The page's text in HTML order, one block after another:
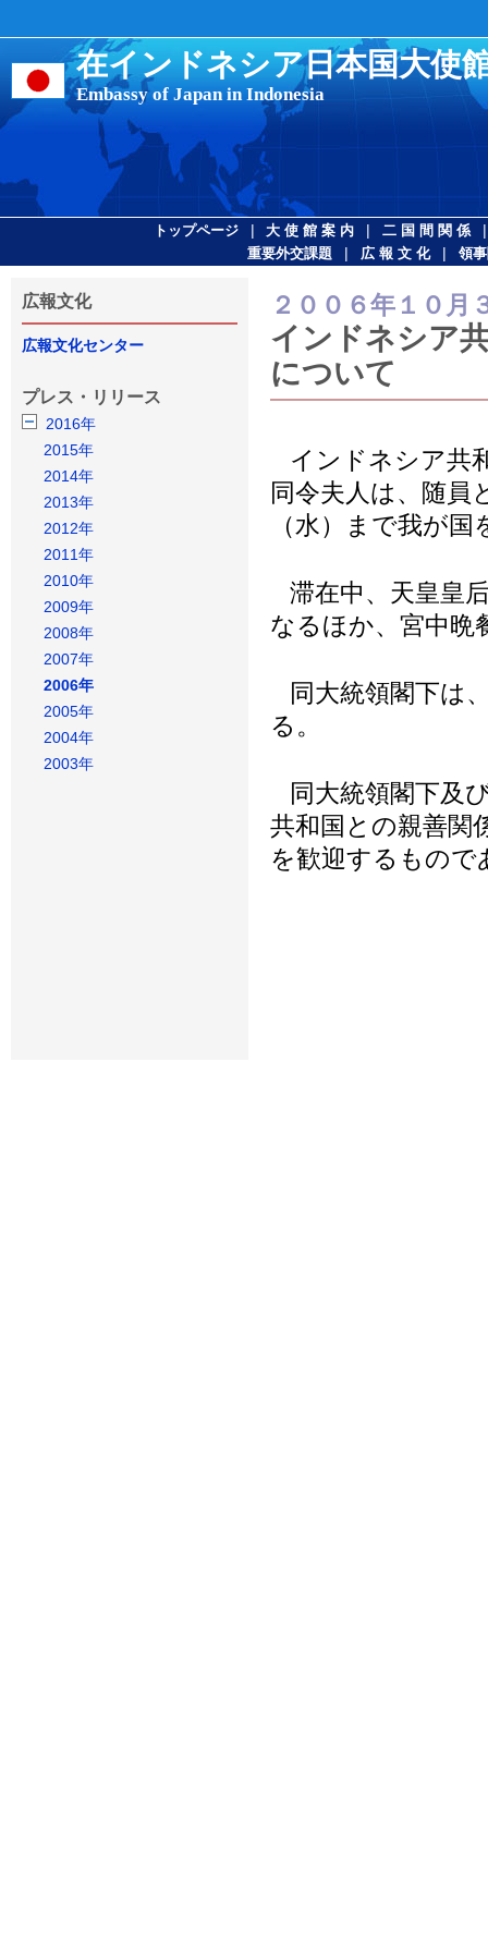
在インドネシア日本国大使
Embassy of Japan in Indonesia
トップページ | 大 使 館 案 内 | 二 国 間 関 係
重要外交課題 | 広 報 文 化 | 領
広報文化
広報文化センター
プレス・リリース
2016年
2015年
2014年
2013年
2012年
2011年
2010年
2009年
2008年
2007年
2006年
2005年
2004年
2003年
２００６年１０月
インドネシア
について
インドネシア共
同令夫人は、随員
（水）まで我が
滞在中、天皇皇
なるほか、宮中晩
同大統領閣下は
る。
同大統領閣下及
共和国との親善関
を歓迎するもので